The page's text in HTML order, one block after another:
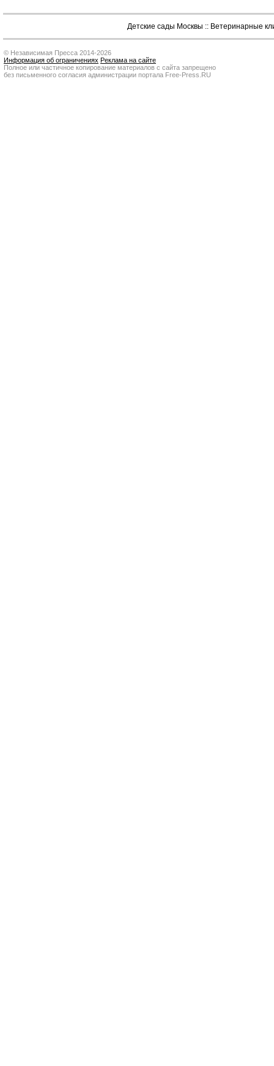
Детские сады Москвы :: Ветеринарные
© Независимая Пресса 2014-2026
Информация об ограничениях Реклама на сайте
Полное или частичное копирование материалов с сайта запрещено
без письменного согласия администрации портала Free-Press.RU